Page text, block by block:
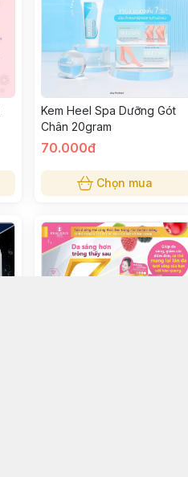
Kem Heel Spa Dưỡng Gót
Chân 20gram
70.000đ
Chọn mua